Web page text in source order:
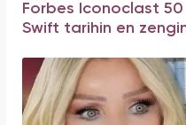
Forbes Iconoclast 50
Swift tarihin en